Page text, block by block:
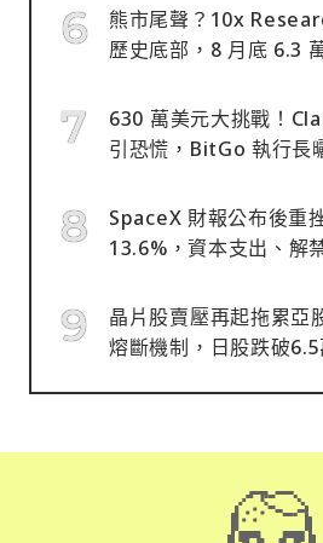
熊市尾聲？10x
歷史底部，8 月底 6.3
630 萬美元大挑戰！
引恐慌，BitGo 執行長
SpaceX 財報公布後重
13.6%，資本支出、解
晶片股賣壓再起拖累亞
熔斷機制，日股跌破